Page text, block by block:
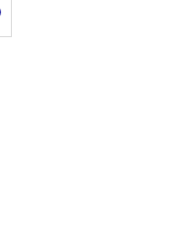
sur Instagram